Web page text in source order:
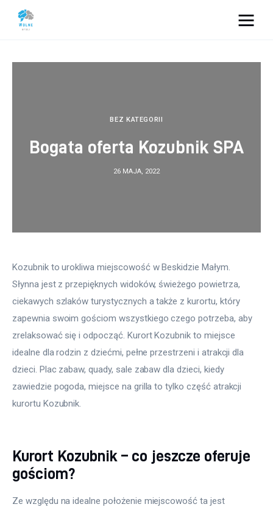
Dom i ogród
Więcej
BEZ KATEGORII
Bogata oferta Kozubnik SPA
26 MAJA, 2022
Kozubnik to urokliwa miejscowość w Beskidzie Małym.
Słynna jest z przepięknych widoków, świeżego powietrza,
ciekawych szlaków turystycznych a także z kurortu, który
zapewnia swoim gościom wszystkiego czego potrzeba, aby
zrelaksować się i odpocząć. Kurort Kozubnik to miejsce
idealne dla rodzin z dziećmi, pełne przestrzeni i atrakcji dla
dzieci. Plac zabaw, quady, sale zabaw dla dzieci, kiedy
zawiedzie pogoda, miejsce na grilla to tylko część atrakcji
kurortu Kozubnik.
Kurort Kozubnik – co jeszcze oferuje
gościom?
Ze względu na idealne położenie miejscowość ta jest